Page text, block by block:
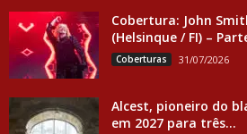
Cobertura: John
(Helsinque / FI) –
Coberturas 31/07/2026
Alcest, pioneiro do
em 2027 para três...